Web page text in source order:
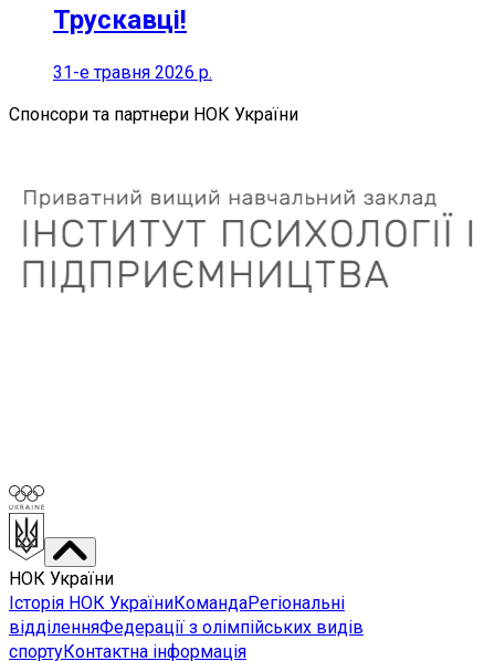
Трускавці!
31-е травня 2026 р.
Спонсори та партнери НОК України
НОК України
Історія НОК УкраїниКомандаРегіональні
відділенняФедерації з олімпійських видів
спортуКонтактна інформація